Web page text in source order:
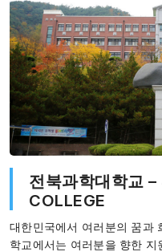
전북과학대학교
COLLEGE
대한민국에서 여러분의 꿈과
학교에서는 여러분을 향한